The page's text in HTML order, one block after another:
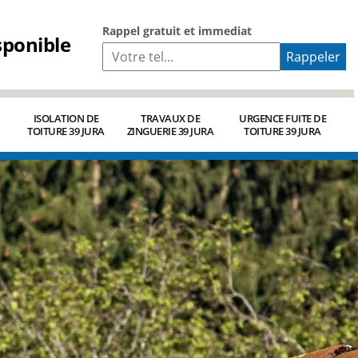
Rappel gratuit et immediat
ISOLATION DE
TOITURE 39 JURA
TRAVAUX DE
ZINGUERIE 39 JURA
URGENCE FUITE DE
TOITURE 39 JURA